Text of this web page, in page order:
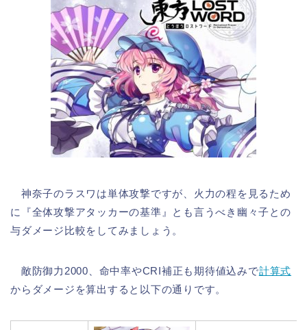
神奈子のラスワは単体攻撃ですが、火力の程を見るため
に『全体攻撃アタッカーの基準』とも言うべき幽々子との
与ダメージ比較をしてみましょう。
敵防御力2000、命中率やCRI補正も期待値込みで計算式
からダメージを算出すると以下の通りです。